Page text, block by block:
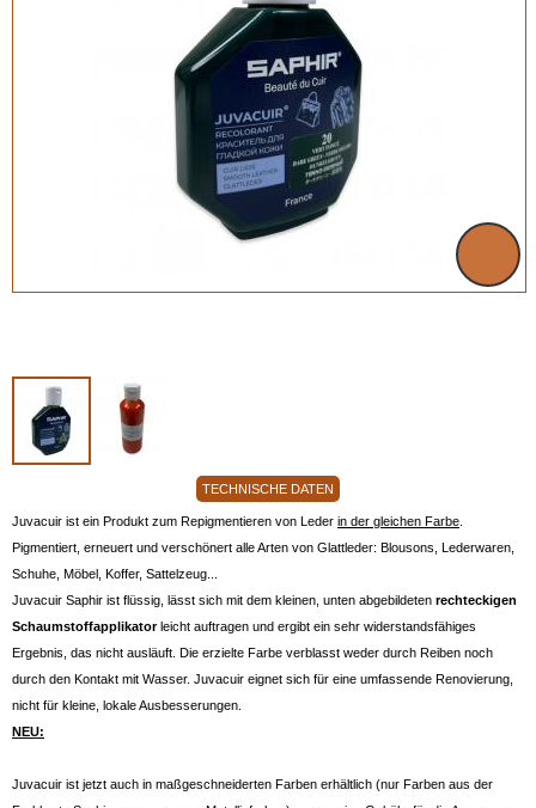
TECHNISCHE DATEN
Juvacuir ist ein Produkt zum Repigmentieren von Leder in der gleichen Farbe
Pigmentiert, erneuert und verschönert alle Arten von Glattleder: Blousons, Lederwaren,
Schuhe, Möbel, Koffer, Sattelzeug...
Juvacuir Saphir ist flüssig, lässt sich mit dem kleinen, unten abgebildeten rechteckigen
Schaumstoffapplikatorleicht auftragen und ergibt ein sehr widerstandsfähiges
Ergebnis, das nicht ausläuft. Die erzielte Farbe verblasst weder durch Reiben noch
durch den Kontakt mit Wasser. Juvacuir eignet sich für eine umfassende Renovierung,
nicht für kleine, lokale Ausbesserungen.
NEU:
Juvacuir ist jetzt auch in maßgeschneiderten Farben erhältlich (nur Farben aus der